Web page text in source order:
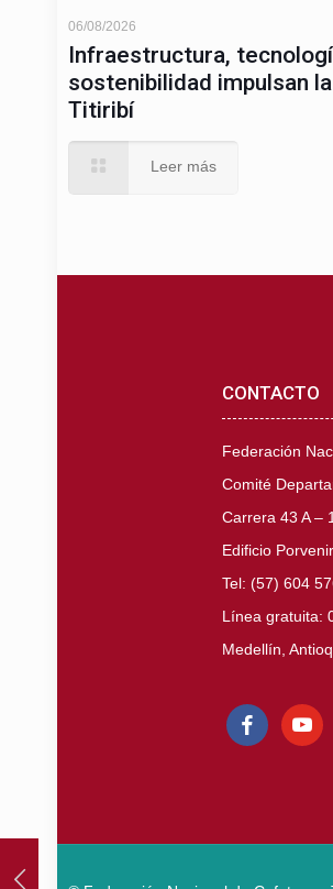
06/08/2026
Infraestructura,
sostenibilidad impulsan
Titiribí
Leer más
CONTACTO
Federación
Comité
Carrera 43 A –
Edificio
Tel: (57) 604
Línea gratuita:
Medellín,
facebookyoutube